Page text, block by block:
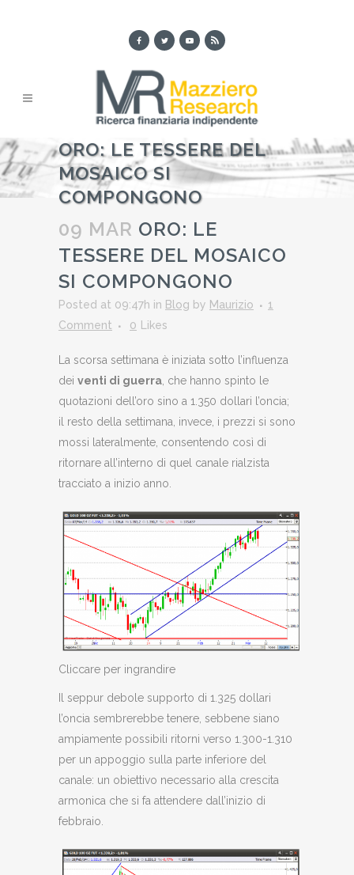
ORO: LE TESSERE DEL
MOSAICO SI
COMPONGONO
09 MAR ORO: LE
TESSERE DEL MOSAICO
SI COMPONGONO
Posted at 09:47h in Blog by Maurizio
1
Comment
0 Likes
La scorsa settimana è iniziata sotto l’influenza
dei venti di guerra, che hanno spinto le
quotazioni dell’oro sino a 1.350 dollari l’oncia;
il resto della settimana, invece, i prezzi si sono
mossi lateralmente, consentendo così di
ritornare all’interno di quel canale rialzista
tracciato a inizio anno.
Cliccare per ingrandire
Il seppur debole supporto di 1.325 dollari
l’oncia sembrerebbe tenere, sebbene siano
ampiamente possibili ritorni verso 1.300-1.310
per un appoggio sulla parte inferiore del
canale: un obiettivo necessario alla crescita
armonica che si fa attendere dall’inizio di
febbraio.